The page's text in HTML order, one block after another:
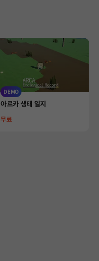
DEMO
Product
아르카 생태 일지
Price
무료